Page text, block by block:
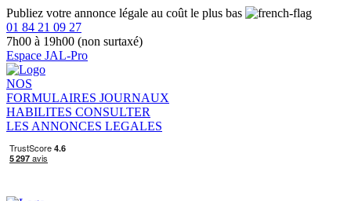
Publiez votre annonce légale au coût le plus bas
01 84 21 09 27
7h00 à 19h00 (non surtaxé)
Espace JAL-Pro
NOS
FORMULAIRES JOURNAUX
HABILITES CONSULTER
LES ANNONCES LEGALES